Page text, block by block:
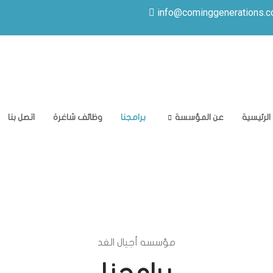
الرئيسية عن المؤسسة برامجنا وظائف شاغرة اتصل بنا
مؤسسه أجيال الغد